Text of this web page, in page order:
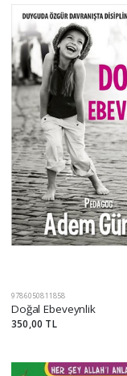
9786050811858
Doğal Ebeveynlik
350,00 TL